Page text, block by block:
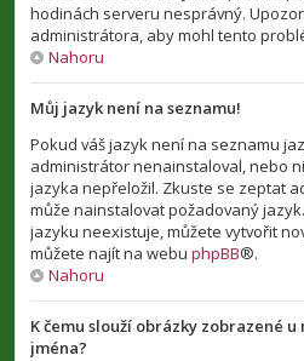
hodinách serveru nesprávný.
administrátora, aby mohl tento
Nahoru
Můj jazyk není na seznamu!
Pokud váš jazyk není na seznamu
administrátor nenainstaloval, nebo
jazyka nepřeložil. Zkuste se zeptat
může nainstalovat požadovaný
jazyku neexistuje, můžete vytvořit
můžete najít na webu phpBB®.
Nahoru
K čemu slouží obrázky zobrazené
jména?